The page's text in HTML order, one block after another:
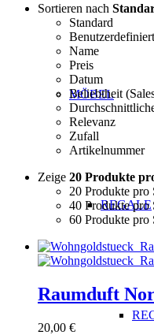
MÖBEL
REGALE
Sortieren nach
Standard
Benutzerdefiniert
Name
Preis
Datum
Beliebtheit
Relevanz
Zufall
Artikelnummer
Zeige 20 Produkte
20 Produkte pro
40 Produkte pro
60 Produkte pro
Raumduft
20,00 €